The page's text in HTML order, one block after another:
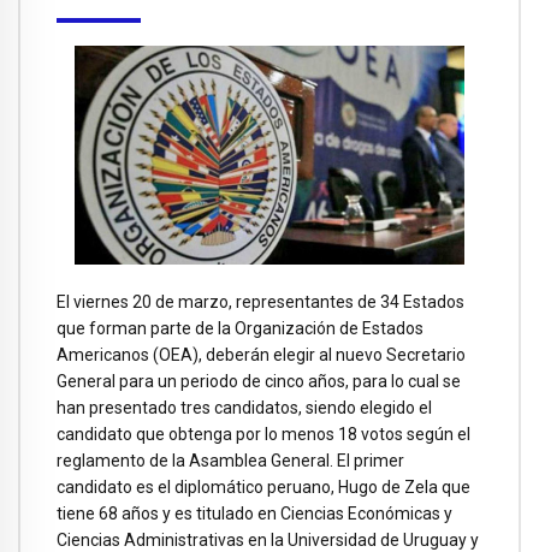
El viernes 20 de marzo, representantes de 34 Estados
que forman parte de la Organización de Estados
Americanos (OEA), deberán elegir al nuevo Secretario
General para un periodo de cinco años, para lo cual se
han presentado tres candidatos, siendo elegido el
candidato que obtenga por lo menos 18 votos según el
reglamento de la Asamblea General. El primer
candidato es el diplomático peruano, Hugo de Zela que
tiene 68 años y es titulado en Ciencias Económicas y
Ciencias Administrativas en la Universidad de Uruguay y